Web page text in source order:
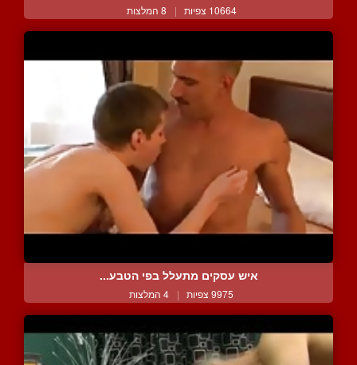
10664 צפיות | 8 המלצות
איש עסקים מתעלל בפי הטבע...
9975 צפיות | 4 המלצות